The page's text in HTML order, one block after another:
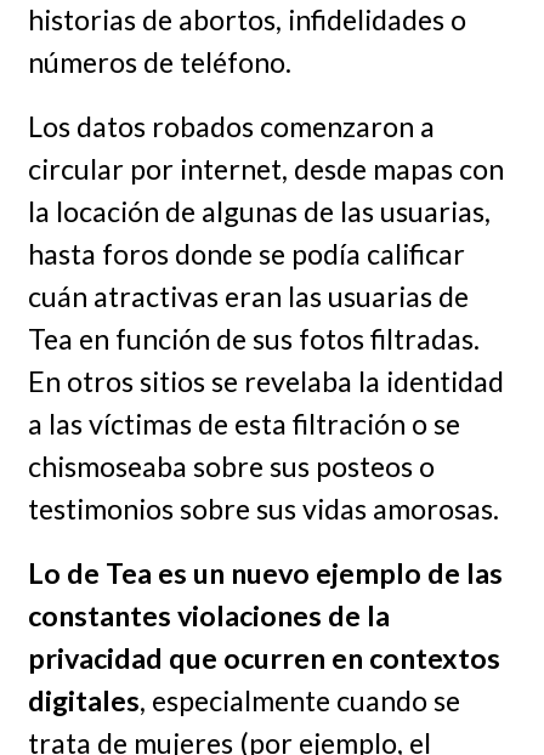
historias de abortos, infidelidades o
números de teléfono.
Los datos robados comenzaron a
circular por internet, desde mapas con
la locación de algunas de las usuarias,
hasta foros donde se podía calificar
cuán atractivas eran las usuarias de
Tea en función de sus fotos filtradas.
En otros sitios se revelaba la identidad
a las víctimas de esta filtración o se
chismoseaba sobre sus posteos o
testimonios sobre sus vidas amorosas.
Lo de Tea es un nuevo ejemplo de las
constantes violaciones de la
privacidad que ocurren en contextos
digitales, especialmente cuando se
trata de mujeres (por ejemplo, el